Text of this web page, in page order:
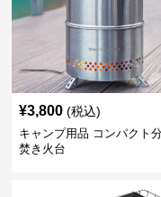
¥3,800 (税込)
キャンプ用品 コンパクト
焚き火台